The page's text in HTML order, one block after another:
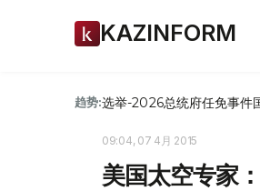
KAZINFORM
趋势:选举-2026总统府任免事件
09:04, 07 4月 2015
美国太空专家